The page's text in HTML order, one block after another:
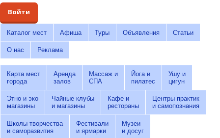
Войти
Каталог мест Афиша Туры Объявления Статьи
О нас Реклама
Карта мест
города
Аренда
залов
Массаж и
СПА
Йога и
пилатес
Ушу и
цигун
Этно и эко
магазины
Чайные клубы
и магазины
Кафе и
рестораны
Центры практик
и самопознания
Школы творчества
и саморазвития
Фестивали
и ярмарки
Музеи
и досуг